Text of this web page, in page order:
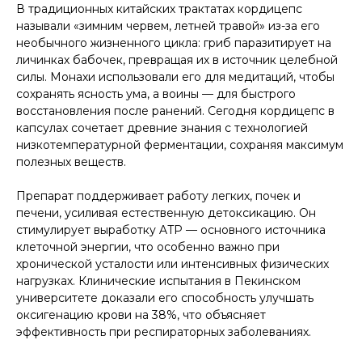
В традиционных китайских трактатах кордицепс
называли «зимним червем, летней травой» из-за его
необычного жизненного цикла: гриб паразитирует на
личинках бабочек, превращая их в источник целебной
силы. Монахи использовали его для медитаций, чтобы
сохранять ясность ума, а воины — для быстрого
восстановления после ранений. Сегодня кордицепс в
капсулах сочетает древние знания с технологией
низкотемпературной ферментации, сохраняя максимум
полезных веществ.
Препарат поддерживает работу легких, почек и
печени, усиливая естественную детоксикацию. Он
стимулирует выработку ATP — основного источника
клеточной энергии, что особенно важно при
хронической усталости или интенсивных физических
нагрузках. Клинические испытания в Пекинском
университете доказали его способность улучшать
оксигенацию крови на 38%, что объясняет
эффективность при респираторных заболеваниях.